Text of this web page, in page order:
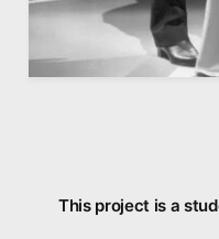
This project is a